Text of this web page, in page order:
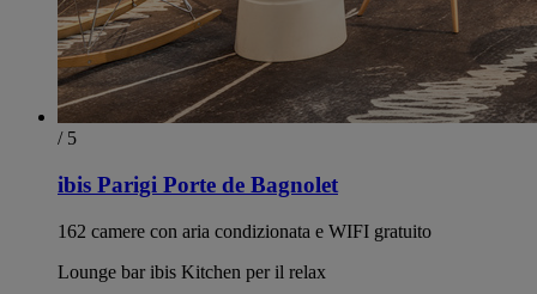
/ 5
ibis Parigi Porte de Bagnolet
162 camere con aria condizionata e WIFI gratuito
Lounge bar ibis Kitchen per il relax